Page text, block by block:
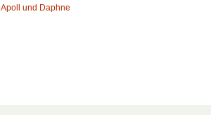
Apoll und Daphne